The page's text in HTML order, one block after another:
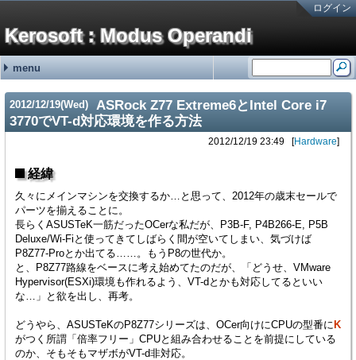
ログイン
Kerosoft : Modus Operandi
menu
最近の記事
#251:
SONYの無線ノイキャンヘッドホン WH-1000XM3の延命措置 (06/19)
#250:
ディスプレイの入力切替イベントを拾う方法メモ (12/31)
#249:
無停電電源装置(UPS)の鉛バッテリーを無料で処分する方法 (10/01)
#248:
アメリカ現地番号のAT&T SIMカードを日本で準備していく方法
#247:
古のRaspberry Piを使ったお手軽デジタルサイネージ (01/31)
最近のコメント
霧ヶ峰REMOTEの機器登録バグの回避方法 金曜が大好きなOL
brother製スキャンツールControlCenter4を直接起動する方法 hy
霧ヶ峰REMOTEの機器登録バグの回避方法 せつこ
霧ヶ峰REMOTEの機器登録バグの回避方法 nn
霧ヶ峰REMOTEの機器登録バグの回避方法 n
タグNetService (15)
adiary (5)
Google (1)
ValueDomain (2)
Sakura (1)
Software (176)
Windows (95)
Macintosh (5)
Linux (69)
VM/ESXi (6)
Languages (13)
Java (2)
Perl (7)
C# (2)
CSS (1)
JavaScript (1)
Hardware (46)
PC (8)
VAIO (7)
Phone (8)
Printer (4)
NAS (1)
HDDRecorder (1)
CarNavi (1)
NetworkSwitch (8)
Raspberry Pi (2)
ThinkPad (2)
Appliances (3)
Mobile (4)
(none) (2)
2012/12/19(Wed)
ASRock Z77 Extreme6とIntel Core i7
3770でVT-d対応環境を作る方法
2012/12/19 23:49 Hardware
経緯
久々にメインマシンを交換するか…と思って、2012年の歳末セールで
パーツを揃えることに。
長らくASUSTeK一筋だったOCerな私だが、P3B-F, P4B266-E, P5B
Deluxe/Wi-Fiと使ってきてしばらく間が空いてしまい、気づけば
P8Z77-Proとか出てる……。もうP8の世代か。
と、P8Z77路線をベースに考え始めてたのだが、「どうせ、VMware
Hypervisor(ESXi)環境も作れるよう、VT-dとかも対応してるといい
な…」と欲を出し、再考。
どうやら、ASUSTeKのP8Z77シリーズは、OCer向けにCPUの型番にK
がつく所謂「倍率フリー」CPUと組み合わせることを前提にしている
のか、そもそもマザボがVT-d非対応。